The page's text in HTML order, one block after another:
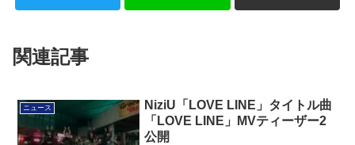
関連記事
ニュース
NiziU「LOVE LINE」タイトル曲
「LOVE LINE」MVティーザー2
公開